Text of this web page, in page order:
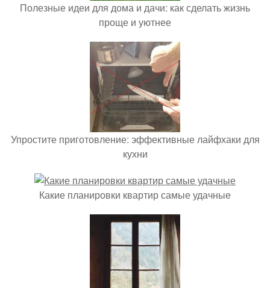
Полезные идеи для дома и дачи: как сделать жизнь
проще и уютнее
Упростите приготовление: эффективные лайфхаки для
кухни
Какие планировки квартир самые удачные